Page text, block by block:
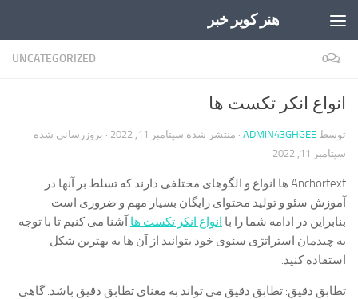
هنر کویر خبر
UNCATEGORIZED 0
انواع انکر تکست ها
توسط ADMIN43GHGEE · منتشر شده سپتامبر 11, 2022
· بروزرسانی شده
سپتامبر 11, 2022
Anchortext ها انواع و الگوهای مختلفی دارند که تسلط بر آنها در
آموزش سئو و تولید محتوای رایگان بسیار مهم و ضروری است.
بنابراین در ادامه شما را با انواع انکر تکست ها آشنا می کنیم تا با توجه
به چیدمان استراتژی سئوی خود بتوانید از آن ها به بهترین شکل
استفاده کنید.
تطابق دقیق: تطابق دقیق می تواند به معنای تطابق دقیق باشد. گاهی